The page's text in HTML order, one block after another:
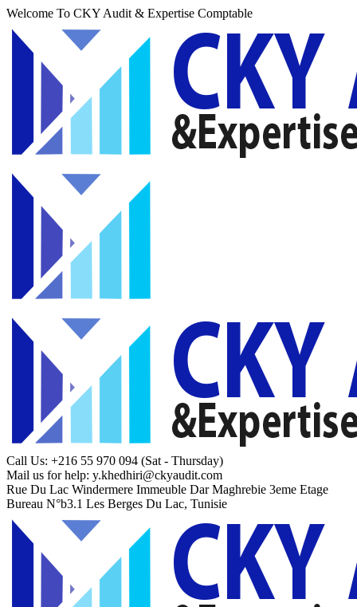
Welcome To CKY Audit & Expertise Comptable
Call Us: +216 55 970 094 (Sat - Thursday)
Mail us for help: y.khedhiri@ckyaudit.com
Rue Du Lac Windermere Immeuble Dar Maghrebie 3eme Etage
Bureau N°b3.1 Les Berges Du Lac, Tunisie